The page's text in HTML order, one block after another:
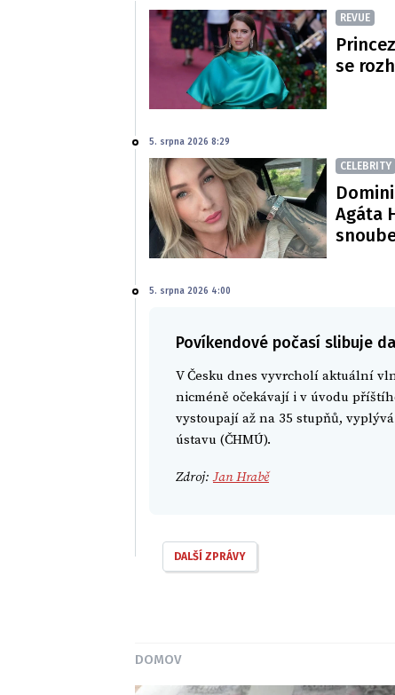
REVUE
se
5. srpna 2026 8:29
CELEBRITY
Agáta
5. srpna 2026 4:00
Povíkendové počasí slibuje
V Česku dnes vyvrcholí aktuální
nicméně očekávají i v úvodu
vystoupají až na 35 stupňů,
ústavu (ČHMÚ).
Zdroj:Jan Hrabě
DALŠÍ ZPRÁVY
DOMOV